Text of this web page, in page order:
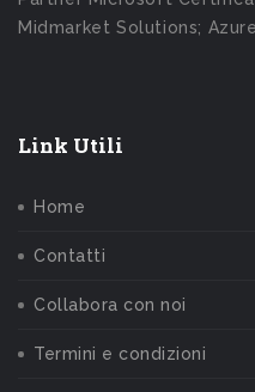
Midmarket Solutions;
Link Utili
Home
Contatti
Collabora con noi
Termini e condizioni